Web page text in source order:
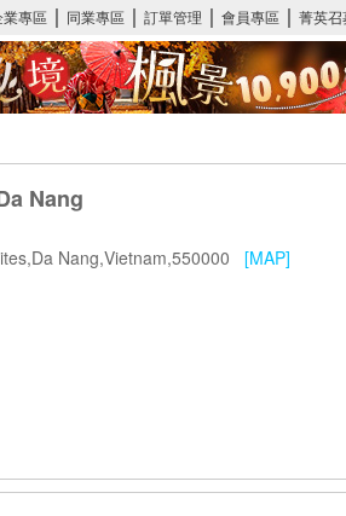
Nang
Nang,Vietnam,550000 [MAP]